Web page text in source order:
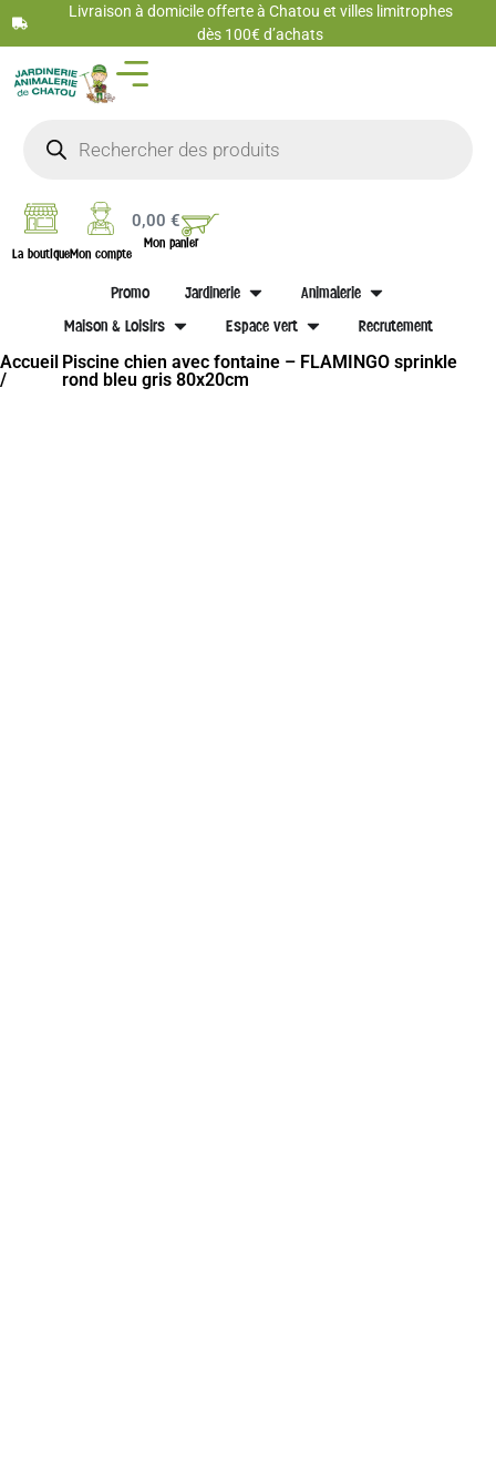
Livraison à domicile offerte à Chatou et villes limitrophes
dès 100€ d’achats
La boutiqueMon compte
0,00€
Mon panier
Promo Jardinerie
Animalerie
Maison & Loisirs
Espace vert Recrutement
Accueil
/
Piscine chien avec fontaine – FLAMINGO sprinkle
rond bleu gris 80x20cm